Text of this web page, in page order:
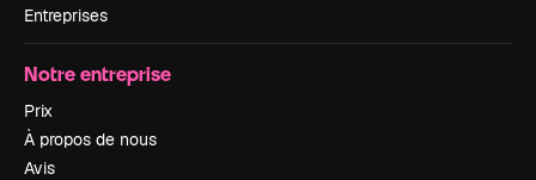
Entreprises
Notre entreprise
Prix
À propos de nous
Avis